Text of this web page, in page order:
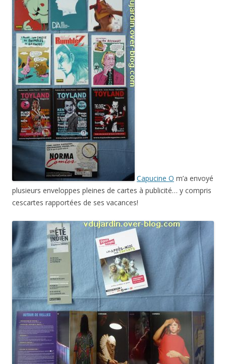
Capucine O m’a envoyé
plusieurs enveloppes pleines de cartes à publicité… y compris
cescartes rapportées de ses vacances!